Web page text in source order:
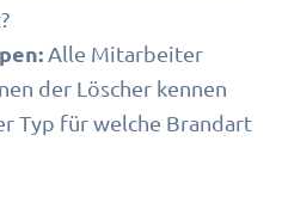
Alle Mitarbeiter
der Löscher kennen
Typ für welche Brandart